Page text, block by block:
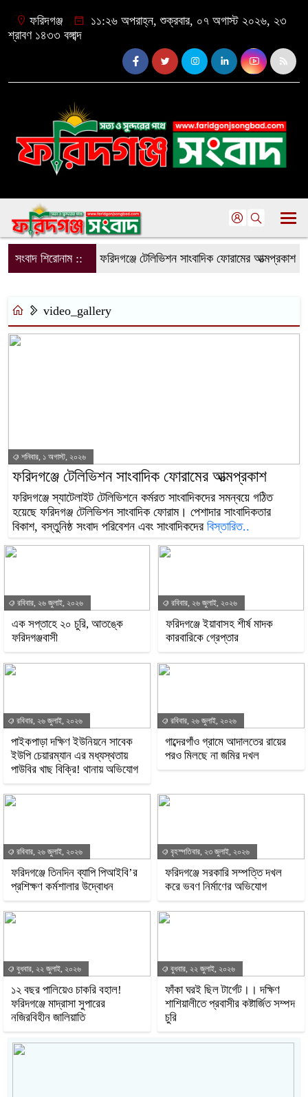
ফরিদগঞ্জ
১১:২৬ অপরাহ্ন, শুক্রবার, ০৭ অগাস্ট ২০২৬, ২৩
শ্রাবণ ১৪৩৩ বঙ্গাব্দ
সংবাদ শিরোনাম :: ফরিদগঞ্জে টেলিভিশন সাংবাদিক ফোরামের আত্মপ্রকাশ
video_gallery
শনিবার, ১ অগাস্ট, ২০২৬
ফরিদগঞ্জে টেলিভিশন সাংবাদিক ফোরামের আত্মপ্রকাশ
ফরিদগঞ্জে স্যাটেলাইট টেলিভিশনে কর্মরত সাংবাদিকদের সমন্বয়ে গঠিত
হয়েছে ফরিদগঞ্জ টেলিভিশন সাংবাদিক ফোরাম। পেশাদার সাংবাদিকতার
বিকাশ, বস্তুনিষ্ঠ সংবাদ পরিবেশন এবং সাংবাদিকদের বিস্তারিত..
রবিবার, ২৬ জুলাই, ২০২৬
এক সপ্তাহে ২০ চুরি, আতঙ্কে
ফরিদগঞ্জবাসী
রবিবার, ২৬ জুলাই, ২০২৬
ফরিদগঞ্জে ইয়াবাসহ শীর্ষ মাদক
কারবারিকে গ্রেপ্তার
রবিবার, ২৬ জুলাই, ২০২৬
পাইকপাড়া দক্ষিণ ইউনিয়নে সাবেক
ইউপি চেয়ারম্যান এর মধ্যস্থতায়
পাউবির খাছ বিক্রি! থানায় অভিযোগ
রবিবার, ২৬ জুলাই, ২০২৬
গাব্দেরগাঁও গ্রামে আদালতের রায়ের
পরও মিলছে না জমির দখল
রবিবার, ২৬ জুলাই, ২০২৬
ফরিদগঞ্জে তিনদিন ব্যাপি পিআইবি’র
প্রশিক্ষণ কর্মশালার উদ্বোধন
বৃহস্পতিবার, ২৩ জুলাই, ২০২৬
ফরিদগঞ্জে সরকারি সম্পত্তি দখল
করে ভবণ নির্মাণের অভিযোগ
বুধবার, ২২ জুলাই, ২০২৬
১২ বছর পালিয়েও চাকরি বহাল!
ফরিদগঞ্জে মাদ্রাসা সুপারের
নজিরবিহীন জালিয়াতি
বুধবার, ২২ জুলাই, ২০২৬
ফাঁকা ঘরই ছিল টার্গেট।। দক্ষিণ
শাশিয়ালীতে প্রবাসীর কষ্টার্জিত সম্পদ
চুরি